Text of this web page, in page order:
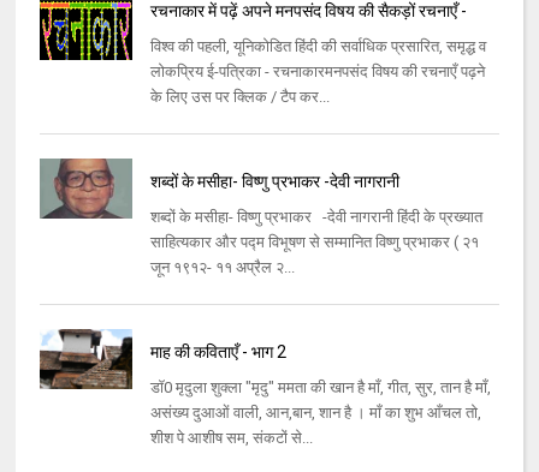
रचनाकार में पढ़ें अपने मनपसंद विषय की सैकड़ों रचनाएँ -
विश्व की पहली, यूनिकोडित हिंदी की सर्वाधिक प्रसारित, समृद्ध व
लोकप्रिय ई-पत्रिका - रचनाकारमनपसंद विषय की रचनाएँ पढ़ने
के लिए उस पर क्लिक / टैप कर...
शब्दों के मसीहा- विष्णु प्रभाकर -देवी नागरानी
शब्दों के मसीहा- विष्णु प्रभाकर -देवी नागरानी हिंदी के प्रख्यात
साहित्यकार और पद्म विभूषण से सम्मानित विष्णु प्रभाकर ( २१
जून १९१२- ११ अप्रैल २...
माह की कविताएँ - भाग 2
डॉ0 मृदुला शुक्ला "मृदु" ममता की खान है माँ, गीत, सुर, तान है माँ,
असंख्य दुआओं वाली, आन,बान, शान है । माँ का शुभ आँचल तो,
शीश पे आशीष सम, संकटों से...